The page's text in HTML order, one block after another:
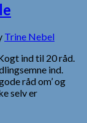
Trine Nebel
ind til 20 råd.
ind.
råd om’ og
selv er